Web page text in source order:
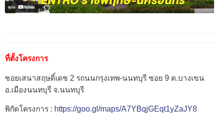
ที่ตั้งโครงการ
ซอยเสนาสฤษดิ์เดช 2 รถนนกรุงเทพ-นนทบุรี ซอย 9 ต.บางเขน
อ.เมืองนนทบุรี จ.นนทบุรี
พิกัดโครงการ : https://goo.gl/maps/A7YBqjGEqt1yZaJY8